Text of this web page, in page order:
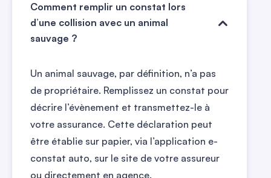
Comment remplir un constat lors
d’une collision avec un animal
sauvage ?
Un animal sauvage, par définition, n’a pas
de propriétaire. Remplissez un constat pour
décrire l’évènement et transmettez-le à
votre assurance. Cette déclaration peut
être établie sur papier, via l’application e-
constat auto, sur le site de votre assureur
ou directement en agence.